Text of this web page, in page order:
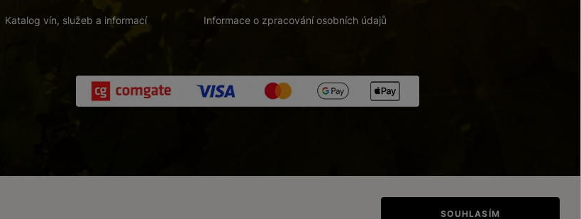
Katalog vín, služeb a informací Informace o zpracování osobních údajů
alkoholických nápojů osobám mladším 18 let. SOUHLASÍM